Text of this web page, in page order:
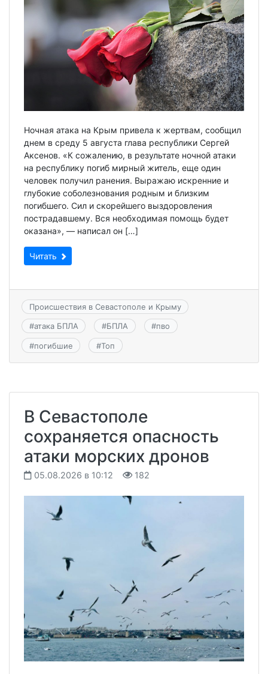
Ночная атака на Крым привела к жертвам, сообщил
днем в среду 5 августа глава республики Сергей
Аксенов. «К сожалению, в результате ночной атаки
на республику погиб мирный житель, еще один
человек получил ранения. Выражаю искренние и
глубокие соболезнования родным и близким
погибшего. Сил и скорейшего выздоровления
пострадавшему. Вся необходимая помощь будет
оказана», — написал он […]
Читать
Происшествия в Севастополе и Крыму
#атака БПЛА #БПЛА #пво
#погибшие #Топ
В Севастополе
сохраняется опасность
атаки морских дронов
05.08.2026 в 10:12 182